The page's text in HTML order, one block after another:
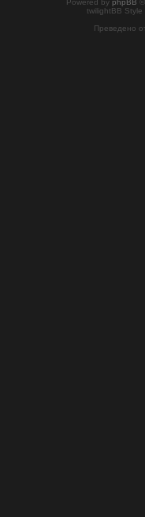
Powered by phpBB
twilightBB
Преведено